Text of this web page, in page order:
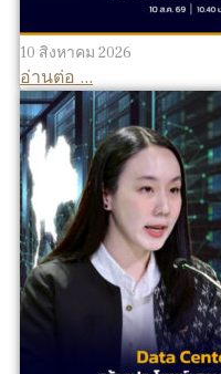
10 สิงหาคม 2026
อ่านต่อ ...